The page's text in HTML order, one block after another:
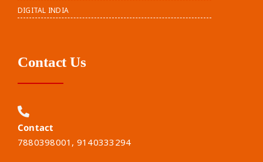
DIGITAL INDIA
Contact Us
Contact
7880398001, 9140333294